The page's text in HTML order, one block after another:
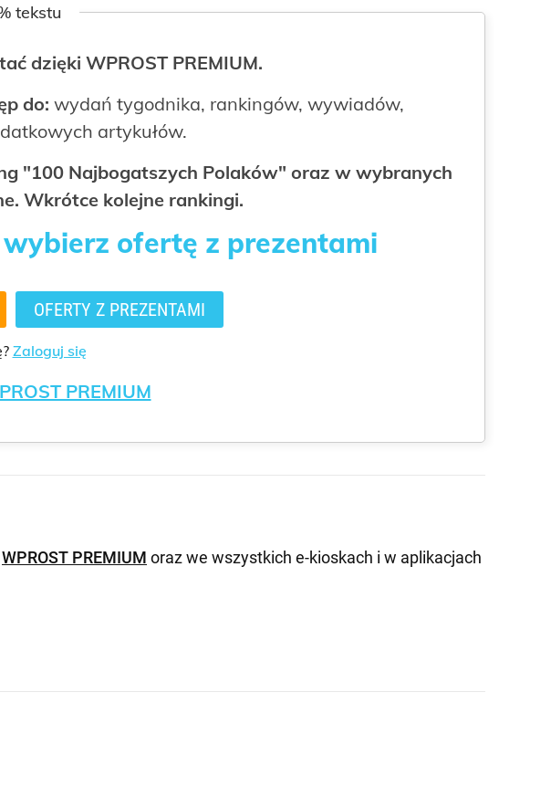
tekstu
dzięki WPROST PREMIUM.
do: wydań tygodnika, rankingów, wywiadów,
artykułów.
"100 Najbogatszych Polaków" oraz w wybranych
Wkrótce kolejne rankingi.
ofertę z prezentami
OFERTY Z PREZENTAMI
Zaloguj się
PREMIUM
WPROST PREMIUM oraz we wszystkich e-kioskach i w aplikacjach